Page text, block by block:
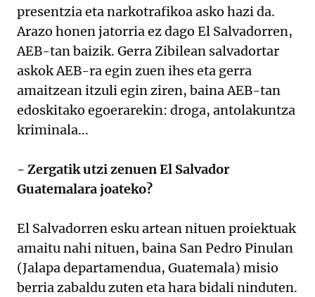
presentzia eta narkotrafikoa asko hazi da.
Arazo honen jatorria ez dago El Salvadorren,
AEB-tan baizik. Gerra Zibilean salvadortar
askok AEB-ra egin zuen ihes eta gerra
amaitzean itzuli egin ziren, baina AEB-tan
edoskitako egoerarekin: droga, antolakuntza
kriminala...
- Zergatik utzi zenuen El Salvador
Guatemalara joateko?
El Salvadorren esku artean nituen proiektuak
amaitu nahi nituen, baina San Pedro Pinulan
(Jalapa departamendua, Guatemala) misio
berria zabaldu zuten eta hara bidali ninduten.